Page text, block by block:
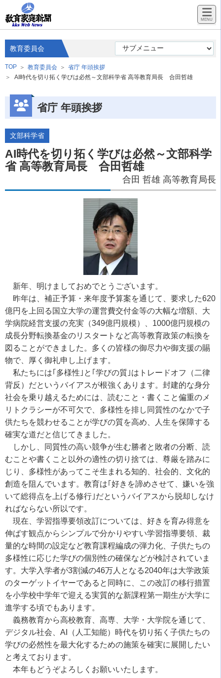
教育委員会
TOP 教育委員会
省庁 年頭挨拶
AI時代を切り拓く学びは必然～文部科学省 高等教育局長 合田哲雄
省庁 年頭挨拶
文部科学省
AI時代を切り拓く学びは必然～文部科学
省 高等教育局長 合田哲雄
合田 哲雄 高等教育局長
新年、明けましておめでとうございます。
昨年は、補正予算・来年度予算案を通じて、要求した620
億円を上回る国立大学の運営費交付金等の大幅な増額、大
学病院経営支援の充実（349億円規模）、1000億円規模の
成長分野転換基金のリスタートなど高等教育政策の転換を
図ることができました。多くの皆様の御尽力や御支援の賜
物で、厚く御礼申し上げます。
私たちには｢多様性｣と｢学びの質｣はトレードオフ（二律
背反）だというバイアスが根強くあります。封建的な身分
社会を乗り越えるためには、読むこと・書くこと偏重のメ
リトクラシーが不可欠で、多様性を排し同質性のなかで子
供たちを競わせることが学びの質を高め、人生を保障する
確実な道だと信じてきました。
しかし、同質性の高い競争が生む勝者と敗者の分断、読
むことや書くこと以外の適性の切り捨ては、尊厳を踏みに
じり、多様性があってこそ生まれる知的、社会的、文化的
創造を阻んでいます。教育は｢好きを諦めさせて、嫌いを強
いて総得点を上げる修行｣だというバイアスから脱却しなけ
ればならない所以です。
現在、学習指導要領改訂については、好きを育み得意を
伸ばす観点からシンプルで分かりやすい学習指導要領、裁
量的な時間の設定など教育課程編成の弾力化、子供たちの
多様性に応じた学びの個別性の確保などが検討されていま
す。大学入学者が3割減の46万人となる2040年は大学政策
のターゲットイヤーであると同時に、この改訂の移行措置
を小学校中学年で迎える実質的な新課程第一期生が大学に
進学する頃でもあります。
義務教育から高校教育、高専、大学・大学院を通じて、
デジタル社会、AI（人工知能）時代を切り拓く子供たちの
学びの必然性を最大化するための施策を確実に展開したい
と考えております。
本年もどうぞよろしくお願いいたします。